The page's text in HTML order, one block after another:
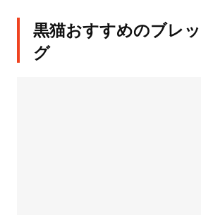
黒猫おすすめのブレ
グ